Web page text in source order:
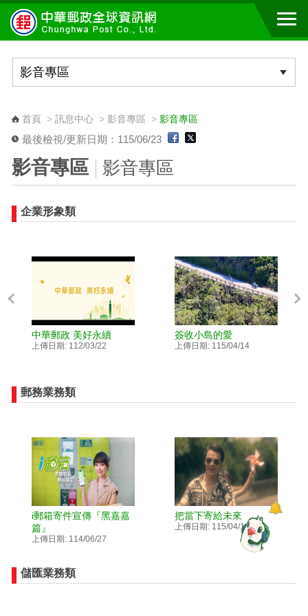
跳到主要內容區塊
首頁> 訊息中心> 影音專區 > 影音專區
最後檢視/更新日期：115/06/23
影音專區 影音專區
企業形象類
中華郵政 美好永續
上傳日期: 112/03/22
簽收小島的愛
上傳日期: 115/04/14
郵務業務類
i郵箱寄件宣傳『黑嘉嘉
篇』
上傳日期: 114/06/27
把當下寄給未來
上傳日期: 115/04/14
儲匯業務類